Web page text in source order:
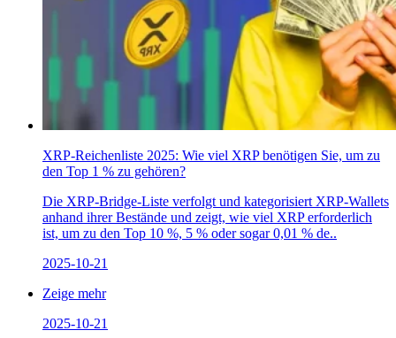
XRP-Reichenliste 2025: Wie viel XRP benötigen Sie, um zu
den Top 1 % zu gehören?
Die XRP-Bridge-Liste verfolgt und kategorisiert XRP-Wallets
anhand ihrer Bestände und zeigt, wie viel XRP erforderlich
ist, um zu den Top 10 %, 5 % oder sogar 0,01 % de..
2025-10-21
Zeige mehr
2025-10-21